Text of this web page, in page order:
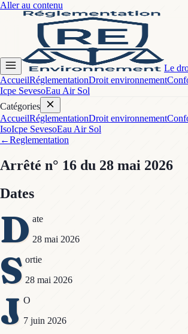
Aller au contenu
Le
AccueilRéglementationDroit environnement
Icpe SevesoEau Air Sol
Catégories
AccueilRéglementationDroit environnement
IsoIcpe SevesoEau Air Sol
←Reglementation
Arrêté n° 16 du 28 mai 2026
Dates
D ate
28 mai 2026
S ortie
28 mai 2026
J O
7 juin 2026